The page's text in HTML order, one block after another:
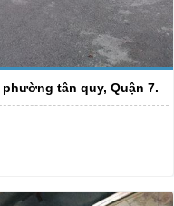
tân quy, Quận 7.